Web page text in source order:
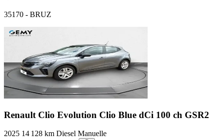
35170 - BRUZ
Renault Clio Evolution Clio Blue dCi 100 ch GSR2
2025 14 128 km Diesel Manuelle